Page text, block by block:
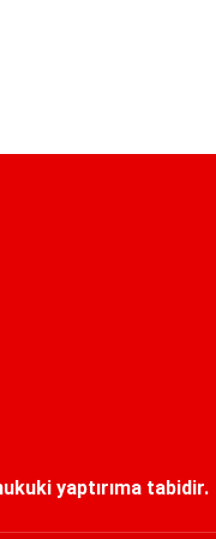
yaptırıma tabidir.